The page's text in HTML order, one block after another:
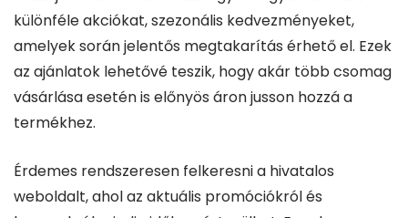
különféle akciókat, szezonális kedvezményeket,
amelyek során jelentős megtakarítás érhető el. Ezek
az ajánlatok lehetővé teszik, hogy akár több csomag
vásárlása esetén is előnyös áron jusson hozzá a
termékhez.
Érdemes rendszeresen felkeresni a hivatalos
weboldalt, ahol az aktuális promóciókról és